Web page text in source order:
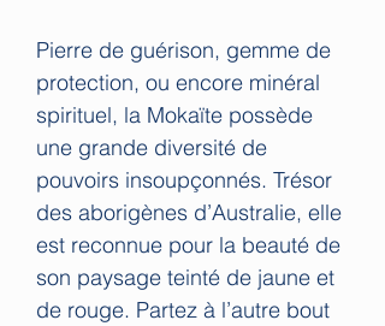
Pierre de guérison, gemme de
protection, ou encore minéral
spirituel, la Mokaïte possède
une grande diversité de
pouvoirs insoupçonnés. Trésor
des aborigènes d’Australie, elle
est reconnue pour la beauté de
son paysage teinté de jaune et
de rouge. Partez à l’autre bout